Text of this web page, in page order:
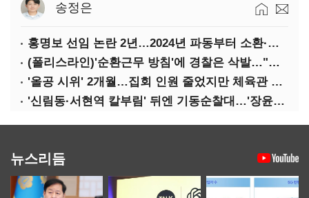
송정은
홍명보 선임 논란 2년…2024년 파동부터 소환·압색까지
(폴리스라인)'순환근무 방침'에 경찰은 삭발…"베테랑·수사력 보강 먼저"
'올공 시위' 2개월…집회 인원 줄었지만 체육관 봉쇄 계속
'신림동·서현역 칼부림' 뒤엔 기동순찰대…'장윤기 은폐·조작' 후엔 내부비리수사대
뉴스리듬